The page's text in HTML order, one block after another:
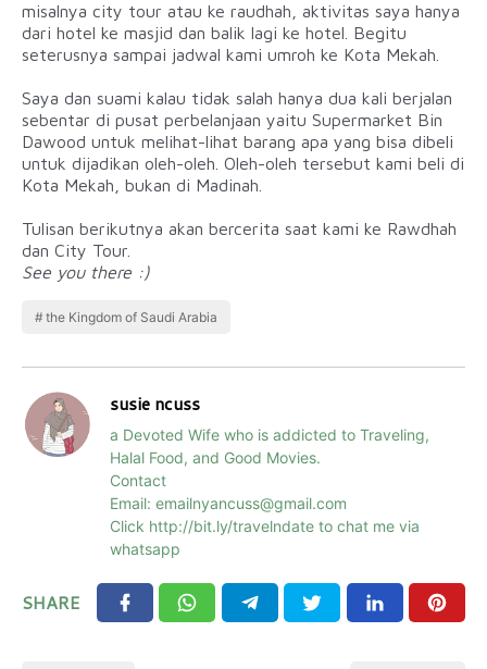
misalnya city tour atau ke raudhah, aktivitas saya hanya
dari hotel ke masjid dan balik lagi ke hotel. Begitu
seterusnya sampai jadwal kami umroh ke Kota Mekah.
Saya dan suami kalau tidak salah hanya dua kali berjalan
sebentar di pusat perbelanjaan yaitu Supermarket Bin
Dawood untuk melihat-lihat barang apa yang bisa dibeli
untuk dijadikan oleh-oleh. Oleh-oleh tersebut kami beli di
Kota Mekah, bukan di Madinah.
Tulisan berikutnya akan bercerita saat kami ke Rawdhah
dan City Tour.
See you there :)
the Kingdom of Saudi Arabia
susie ncuss
a Devoted Wife who is addicted to Traveling,
Halal Food, and Good Movies.
Contact
Email: emailnyancuss@gmail.com
Click http://bit.ly/travelndate to chat me via
whatsapp
SHARE